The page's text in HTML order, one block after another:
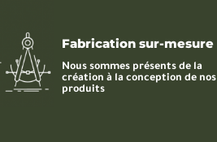
Fabrication sur-mesure
Nous sommes présents de la
création à la conception de nos
produits